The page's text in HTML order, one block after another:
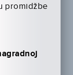
promidžbe